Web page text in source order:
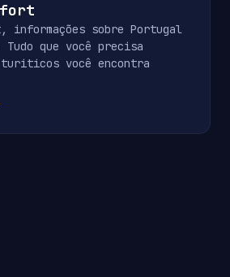
informações sobre Portugal
Tudo que você precisa
você encontra